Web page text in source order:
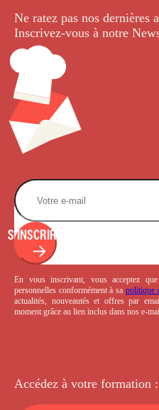
Ne ratez pas nos dernières
Inscrivez-vous à notre
S'INSCRIRE
En vous inscrivant, vous acceptez
personnelles conformément à sa politique
actualités, nouveautés et offres par
moment grâce au lien inclus dans nos e-
Accédez à votre formation :